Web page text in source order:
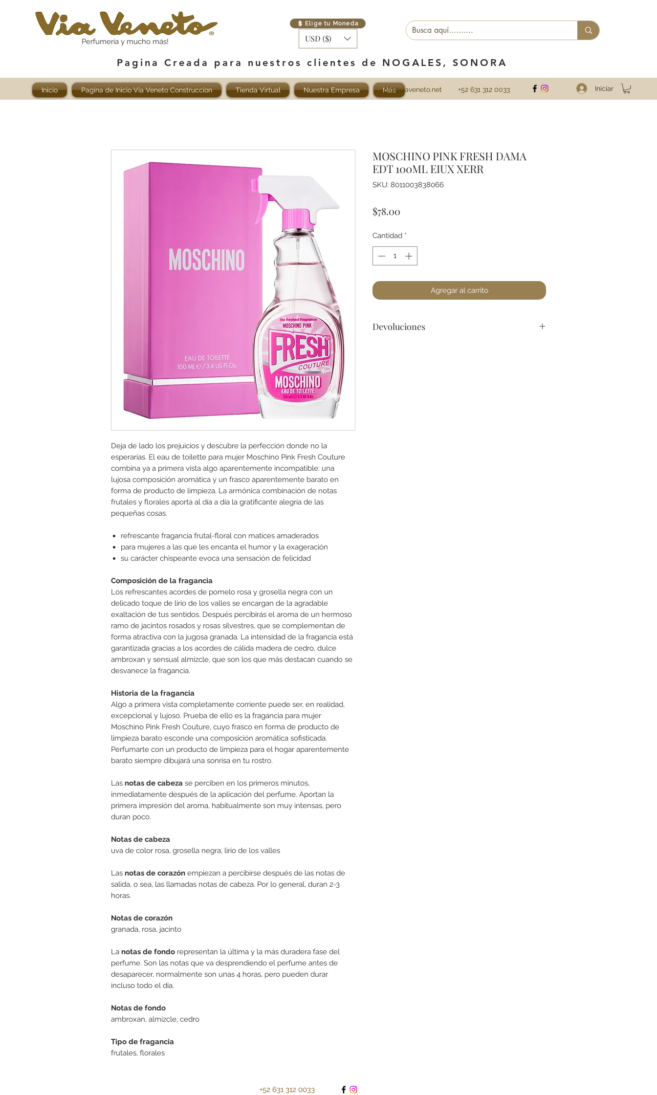
Perfumería y mucho más!
Elige tu Moneda
USD ($)
Pagina Creada para nuestros clientes de NOGALES, SONORA
Inicio Pagina de Inicio Via Veneto Construccion Tienda Virtual Nuestra Empresa Más
info@viaveneto.net +52 631 312 0033 Iniciar
Deja de lado los prejuicios y descubre la perfección donde no la
esperarías. El eau de toilette para mujer Moschino Pink Fresh Couture
combina ya a primera vista algo aparentemente incompatible: una
lujosa composición aromática y un frasco aparentemente barato en
forma de producto de limpieza. La armónica combinación de notas
frutales y florales aporta al día a día la gratificante alegría de las
pequeñas cosas.
refrescante fragancia frutal-floral con matices amaderados
para mujeres a las que les encanta el humor y la exageración
su carácter chispeante evoca una sensación de felicidad
Composición de la fragancia
Los refrescantes acordes de pomelo rosa y grosella negra con un
delicado toque de lirio de los valles se encargan de la agradable
exaltación de tus sentidos. Después percibirás el aroma de un hermoso
ramo de jacintos rosados y rosas silvestres, que se complementan de
forma atractiva con la jugosa granada. La intensidad de la fragancia está
garantizada gracias a los acordes de cálida madera de cedro, dulce
ambroxan y sensual almizcle, que son los que más destacan cuando se
desvanece la fragancia.
Historia de la fragancia
Algo a primera vista completamente corriente puede ser, en realidad,
excepcional y lujoso. Prueba de ello es la fragancia para mujer
Moschino Pink Fresh Couture, cuyo frasco en forma de producto de
limpieza barato esconde una composición aromática sofisticada.
Perfumarte con un producto de limpieza para el hogar aparentemente
barato siempre dibujará una sonrisa en tu rostro.
Las notas de cabeza se perciben en los primeros minutos,
inmediatamente después de la aplicación del perfume. Aportan la
primera impresión del aroma, habitualmente son muy intensas, pero
duran poco.
Notas de cabeza
uva de color rosa, grosella negra, lirio de los valles
Las notas de corazón empiezan a percibirse después de las notas de
salida, o sea, las llamadas notas de cabeza. Por lo general, duran 2-3
horas.
Notas de corazón
granada, rosa, jacinto
La notas de fondo representan la última y la más duradera fase del
perfume. Son las notas que va desprendiendo el perfume antes de
desaparecer, normalmente son unas 4 horas, pero pueden durar
incluso todo el día.
Notas de fondo
ambroxan, almizcle, cedro
Tipo de fragancia
frutales, florales
MOSCHINO PINK FRESH DAMA
EDT 100ML EIUX XERR
SKU: 8011003838066
$78.00
Cantidad *
Agregar al carrito
Devoluciones
+52 631 312 0033